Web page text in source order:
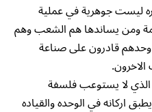
ليست جوهرية في عملية
ومن يساندها هم الشعب وهم
قادرون على صناعة
الذي لا يستوعب فلسفة
اركانه في الوحده والقياده